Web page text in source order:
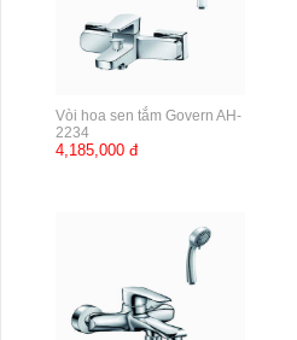
Vòi hoa sen tắm Govern AH-
2234
4,185,000 đ